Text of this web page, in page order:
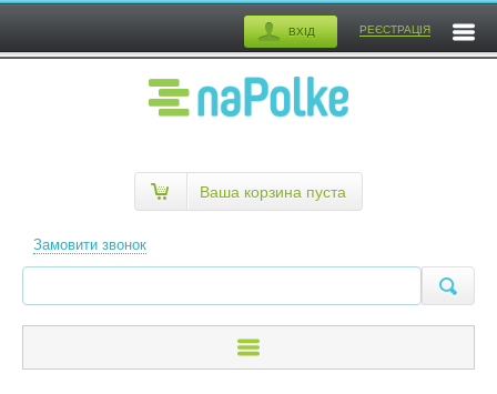
ВХІД РЕЄСТРАЦІЯ
Замовити звонок
Ваша корзина пуста